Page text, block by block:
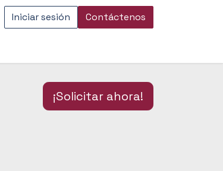
Iniciar sesión Contáctenos
¡Solicitar ahora!